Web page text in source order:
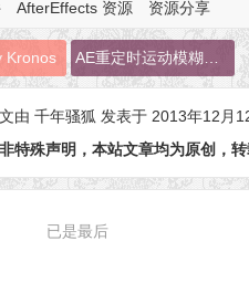
AfterEffects 资源 资源分享
Kronos AE重定时运动模糊插件
由千年骚狐 发表于 2013年12月
特殊声明，本站文章均为原创，
已是最后